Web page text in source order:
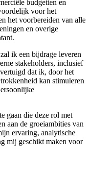
budgetten en
voor het
het voorbereiden van alle
en overige
ik een bijdrage leveren
stakeholders, inclusief
dat ik, door het
kan stimuleren
gaan die deze rol met
aan de groeiambities van
ervaring, analytische
mij geschikt maken voor